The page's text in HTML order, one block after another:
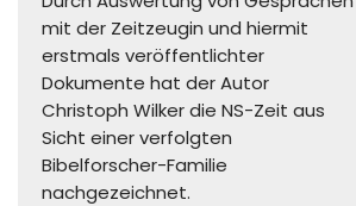
mit der Zeitzeugin und hiermit
erstmals veröffentlichter
Dokumente hat der Autor
Christoph Wilker die NS-Zeit aus
Sicht einer verfolgten
Bibelforscher-Familie
nachgezeichnet.